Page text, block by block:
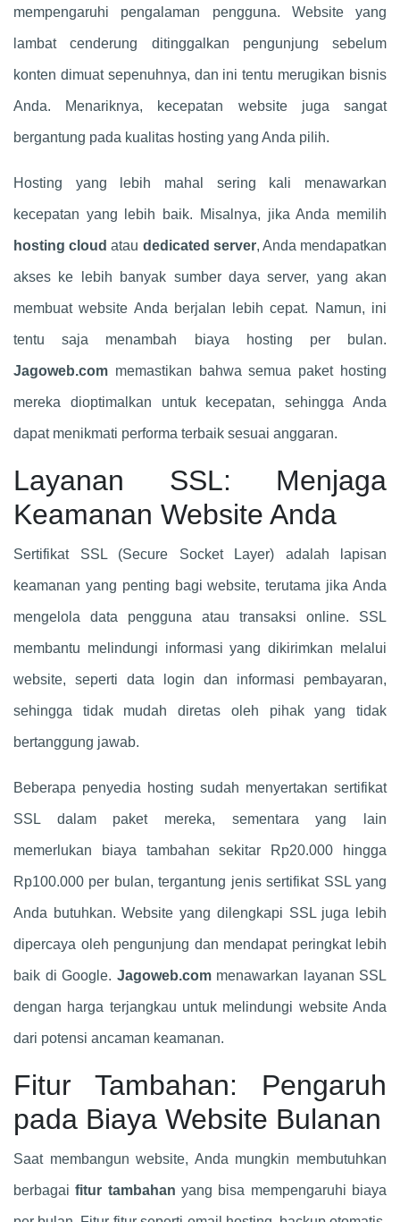
mempengaruhi pengalaman pengguna. Website yang
lambat cenderung ditinggalkan pengunjung sebelum
konten dimuat sepenuhnya, dan ini tentu merugikan bisnis
Anda. Menariknya, kecepatan website juga sangat
bergantung pada kualitas hosting yang Anda pilih.
Hosting yang lebih mahal sering kali menawarkan
kecepatan yang lebih baik. Misalnya, jika Anda memilih
hosting cloud atau dedicated server, Anda mendapatkan
akses ke lebih banyak sumber daya server, yang akan
membuat website Anda berjalan lebih cepat. Namun, ini
tentu saja menambah biaya hosting per bulan.
Jagoweb.com memastikan bahwa semua paket hosting
mereka dioptimalkan untuk kecepatan, sehingga Anda
dapat menikmati performa terbaik sesuai anggaran.
Layanan SSL: Menjaga
Keamanan Website Anda
Sertifikat SSL (Secure Socket Layer) adalah lapisan
keamanan yang penting bagi website, terutama jika Anda
mengelola data pengguna atau transaksi online. SSL
membantu melindungi informasi yang dikirimkan melalui
website, seperti data login dan informasi pembayaran,
sehingga tidak mudah diretas oleh pihak yang tidak
bertanggung jawab.
Beberapa penyedia hosting sudah menyertakan sertifikat
SSL dalam paket mereka, sementara yang lain
memerlukan biaya tambahan sekitar Rp20.000 hingga
Rp100.000 per bulan, tergantung jenis sertifikat SSL yang
Anda butuhkan. Website yang dilengkapi SSL juga lebih
dipercaya oleh pengunjung dan mendapat peringkat lebih
baik di Google. Jagoweb.commenawarkan layanan SSL
dengan harga terjangkau untuk melindungi website Anda
dari potensi ancaman keamanan.
Fitur Tambahan: Pengaruh
pada Biaya Website Bulanan
Saat membangun website, Anda mungkin membutuhkan
berbagaifitur tambahan yang bisa mempengaruhi biaya